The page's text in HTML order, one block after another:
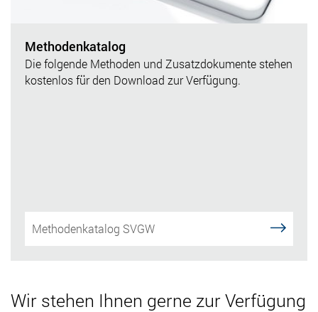
Methodenkatalog
Die folgende Methoden und Zusatzdokumente stehen
kostenlos für den Download zur Verfügung.
Methodenkatalog SVGW
Wir stehen Ihnen gerne zur Verfügung